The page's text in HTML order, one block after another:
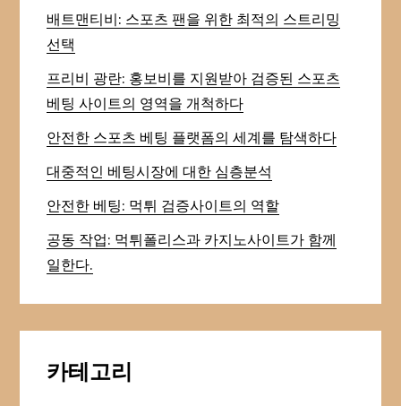
배트맨티비: 스포츠 팬을 위한 최적의 스트리밍
선택
프리비 광란: 홍보비를 지원받아 검증된 스포츠
베팅 사이트의 영역을 개척하다
안전한 스포츠 베팅 플랫폼의 세계를 탐색하다
대중적인 베팅시장에 대한 심층분석
안전한 베팅: 먹튀 검증사이트의 역할
공동 작업: 먹튀폴리스과 카지노사이트가 함께
일한다.
카테고리